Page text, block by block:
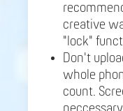
creative
"lock"
Don't
whole
count.